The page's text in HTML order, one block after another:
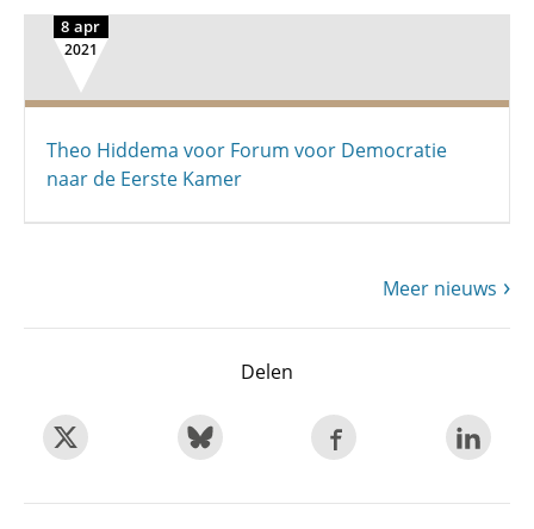
8 apr
2021
Theo Hiddema voor Forum voor Democratie
naar de Eerste Kamer
Meer nieuws
Delen